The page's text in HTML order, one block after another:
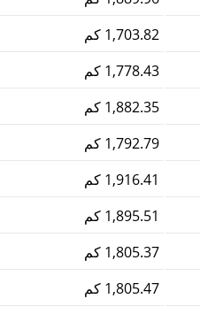
1,703.82 كم
1,778.43 كم
1,882.35 كم
1,792.79 كم
1,916.41 كم
1,895.51 كم
1,805.37 كم
1,805.47 كم